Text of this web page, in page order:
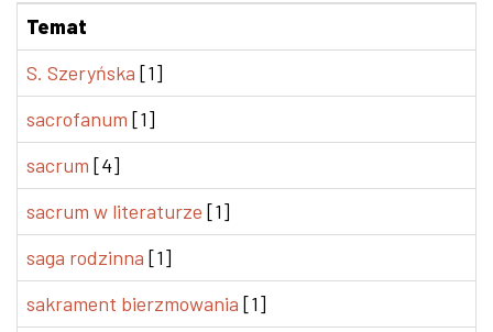
Temat
S. Szeryńska [1]
sacrofanum [1]
sacrum [4]
sacrum w literaturze [1]
saga rodzinna [1]
sakrament bierzmowania [1]